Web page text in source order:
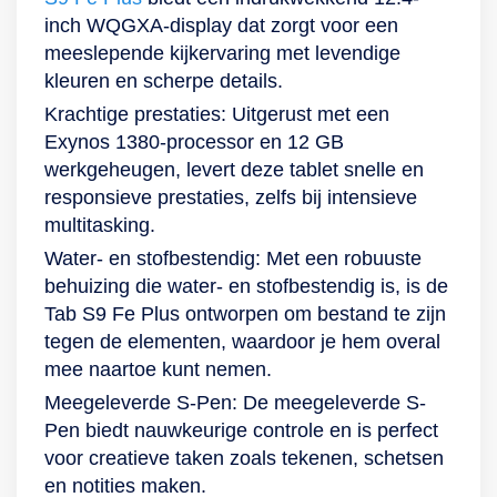
mee dus gerust mee
naar het strand of de
tuin als je lekker in
de zon gaat zitten.
En gaat het toch
regenen? De Tab
S9 FE+ van
Samsung is
metalen behuizing
die ook water- en
stofbestendig is.
Creëer jouw Galaxy-
ecosysteem Maak
jouw tabletervaring
nog completer door
jouw eigen Galaxy-
ecosysteem te
90 Hz
beeldverversingssnelheid
geniet je van
soepele beelden op
een groots scherm.
En ze zijn ook
helder en kleurrijk
dankzij Vision
mee dus gerust mee
naar het strand of de
tuin als je lekker in
de zon gaat zitten.
En gaat het toch
regenen? De Tab
S9 FE van
Samsung is
afgewerkt met een
HD, namelijk 1.280
x 800. Dit is
mogelijk door de
16:10-verhouding
van deze tablet.
Hierdoor heb je net
wat meer ruimte op
je scherm om
en tekeningen te
maken of te
genieten van
entertainment. Ook
wordt scrollen heel
gemakkelijk
gemaakt dankzij het
capacitieve
touchscreen.
streamen via wifi:
deze Samsung-
tablet kan het
makkelijk aan.
Zeker in
samenwerking met
het 4GB-
werkgeheugen. En
multimedia opslaat,
worden alle
processen soepel
uitgevoerd. De
64GB-
opslagcapaciteit is
namelijk
uitbreidbaar met een
microSD-kaartje van
inch WQGXA-display dat zorgt voor een
meeslepende kijkervaring met levendige
kleuren en scherpe details.
Krachtige prestaties: Uitgerust met een
Exynos 1380-processor en 12 GB
werkgeheugen, levert deze tablet snelle en
responsieve prestaties, zelfs bij intensieve
multitasking.
Water- en stofbestendig: Met een robuuste
behuizing die water- en stofbestendig is, is de
Tab S9 Fe Plus ontworpen om bestand te zijn
tegen de elementen, waardoor je hem overal
mee naartoe kunt nemen.
Meegeleverde S-Pen: De meegeleverde S-
Pen biedt nauwkeurige controle en is perfect
voor creatieve taken zoals tekenen, schetsen
en notities maken.